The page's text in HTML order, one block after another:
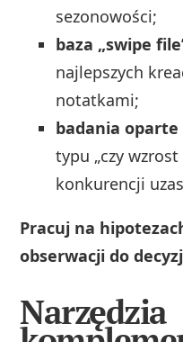
sezonowości;
baza „swipe
najlepszych
notatkami;
badania
typu „czy
konkurencji
Pracuj na
obserwacji do
Narzędzia